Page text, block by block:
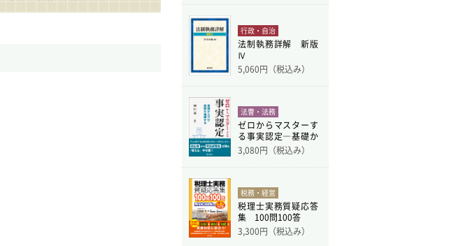
行政・自治
法制執務詳解 新版
Ⅳ
5,060円（税込み）
法曹・法務
ゼロからマスターす
る事実認定―基礎か
ら学
3,080円（税込み）
税務・経営
税理士実務質疑応答
集 100問100答
3,300円（税込み）